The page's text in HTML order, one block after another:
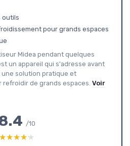
outils
pour grands espaces
Midea pendant quelques
un appareil qui s'adresse avant
solution pratique et
de grands espaces. Voir
/10
★★★★★
★★★★★